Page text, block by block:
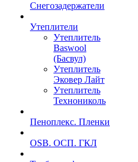
Снегозадержатели
Утеплители
Утеплитель
Baswool
(Басвул)
Утеплитель
Эковер Лайт
Утеплитель
Технониколь
Пеноплекс. Пленки
OSB. ОСП. ГКЛ